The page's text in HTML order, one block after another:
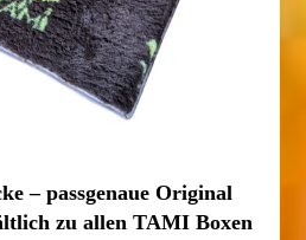
– passgenaue Original
zu allen TAMI Boxen